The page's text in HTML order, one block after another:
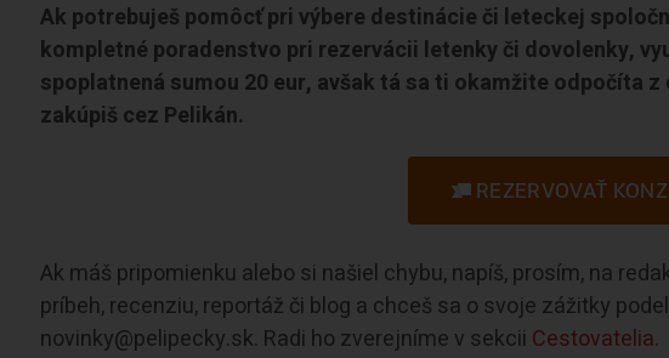
Ak potrebuješ pomôcť pri výbere destinácie či leteckej
kompletné poradenstvo pri rezervácii letenky či dovolenky,
spoplatnená sumou 20 eur, avšak tá sa ti okamžite odpočíta
zakúpiš cez Pelikán.
REZERVOVAŤ
Ak máš pripomienku alebo si našiel chybu, napíš, prosím, na
príbeh, recenziu, reportáž či blog a chceš sa o svoje zážitky
novinky@pelipecky.sk. Radi ho zverejníme v sekcii Cestovatelia.